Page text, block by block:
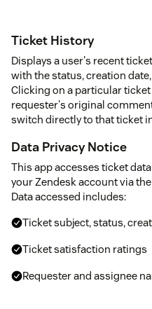
Ticket History
Displays a user's recent
with the status, creation
Clicking on a particular
requester's original
switch directly to that ticket
Data Privacy Notice
This app accesses ticket
your Zendesk account via
Data accessed includes:
Ticket subject, status,
Ticket satisfaction ratings
Requester and assignee